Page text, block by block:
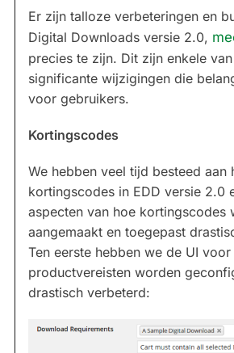
Er zijn talloze verbeteringen en
Digital Downloads versie 2.0,
precies te zijn. Dit zijn enkele
significante wijzigingen die
voor gebruikers.
Kortingscodes
We hebben veel tijd besteed aan
kortingscodes in EDD versie 2.0
aspecten van hoe kortingscodes
aangemaakt en toegepast
Ten eerste hebben we de UI
productvereisten worden
drastisch verbeterd: